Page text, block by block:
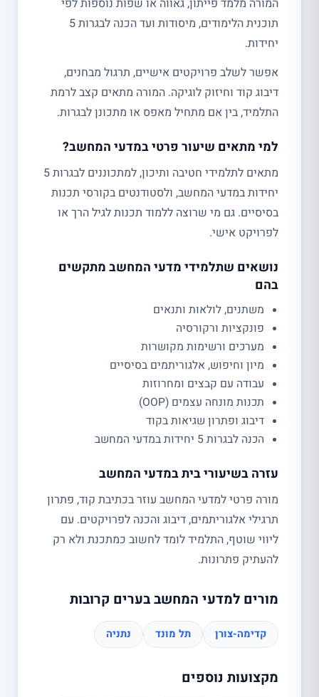
תוכנית הלימודים, מיסודות ועד הכנה לבגרות 5
יחידות.
אפשר לשלב פרויקטים אישיים, תרגול מבחנים,
דיבוג קוד וחיזוק לוגיקה. המורה מתאים קצב לרמת
התלמיד, בין אם מתחיל מאפס או מתכונן לבגרות.
למי מתאים שיעור פרטי במדעי המחשב?
מתאים לתלמידי חטיבה ותיכון, למתכוננים לבגרות 5
יחידות במדעי המחשב, ולסטודנטים בקורסי תכנות
בסיסיים. גם מי שרוצה ללמוד תכנות לגיל הרך או
לפרויקט אישי.
נושאים שתלמידי מדעי המחשב מתקשים
בהם
משתנים, לולאות ותנאים
פונקציות ורקורסיה
מערכים ורשימות מקושרות
מיון וחיפוש, אלגוריתמים בסיסיים
עבודה עם קבצים ומחרוזות
תכנות מונחה עצמים (OOP)
דיבוג ופתרון שגיאות בקוד
הכנה לבגרות 5 יחידות במדעי המחשב
עזרה בשיעורי בית במדעי המחשב
מורה פרטי למדעי המחשב עוזר בכתיבת קוד, פתרון
תרגילי אלגוריתמים, דיבוג והכנה לפרויקטים. עם
ליווי שוטף, התלמיד לומד לחשוב כמתכנת ולא רק
להעתיק פתרונות.
מורים למדעי המחשב בערים קרובות
קדימה-צורן תל מונד נתניה
מקצועות נוספים